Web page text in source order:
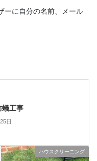
ーに自分の名前、メール
蟻工事
日
ハウスクリーニング